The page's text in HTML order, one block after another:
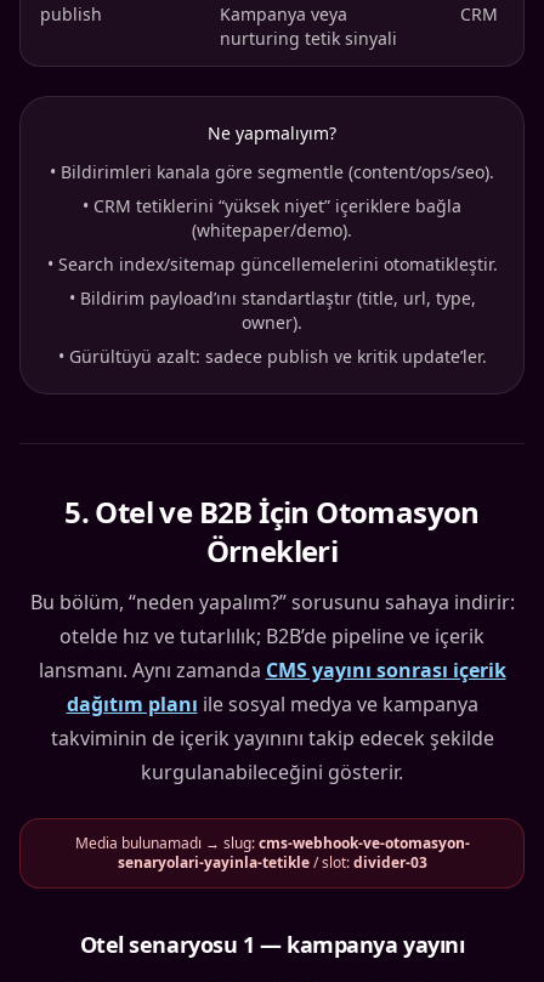
publish
Kampanya veya
nurturing tetik sinyali
CRM
Ne yapmalıyım?
• Bildirimleri kanala göre segmentle (content/ops/seo).
• CRM tetiklerini “yüksek niyet” içeriklere bağla
(whitepaper/demo).
• Search index/sitemap güncellemelerini otomatikleştir.
• Bildirim payload’ını standartlaştır (title, url, type,
owner).
• Gürültüyü azalt: sadece publish ve kritik update’ler.
5.Otel ve B2B İçin Otomasyon
Örnekleri
Bu bölüm, “neden yapalım?” sorusunu sahaya indirir:
otelde hız ve tutarlılık; B2B’de pipeline ve içerik
lansmanı. Aynı zamanda CMS yayını sonrası içerik
dağıtım planı ile sosyal medya ve kampanya
takviminin de içerik yayınını takip edecek şekilde
kurgulanabileceğini gösterir.
Media bulunamadı → slug:cms-webhook-ve-otomasyon-
senaryolari-yayinla-tetikle/ slot:divider-03
Otel senaryosu 1 — kampanya yayını